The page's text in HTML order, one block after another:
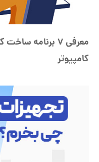
معرفی 7 برنامه
کامپیوتر